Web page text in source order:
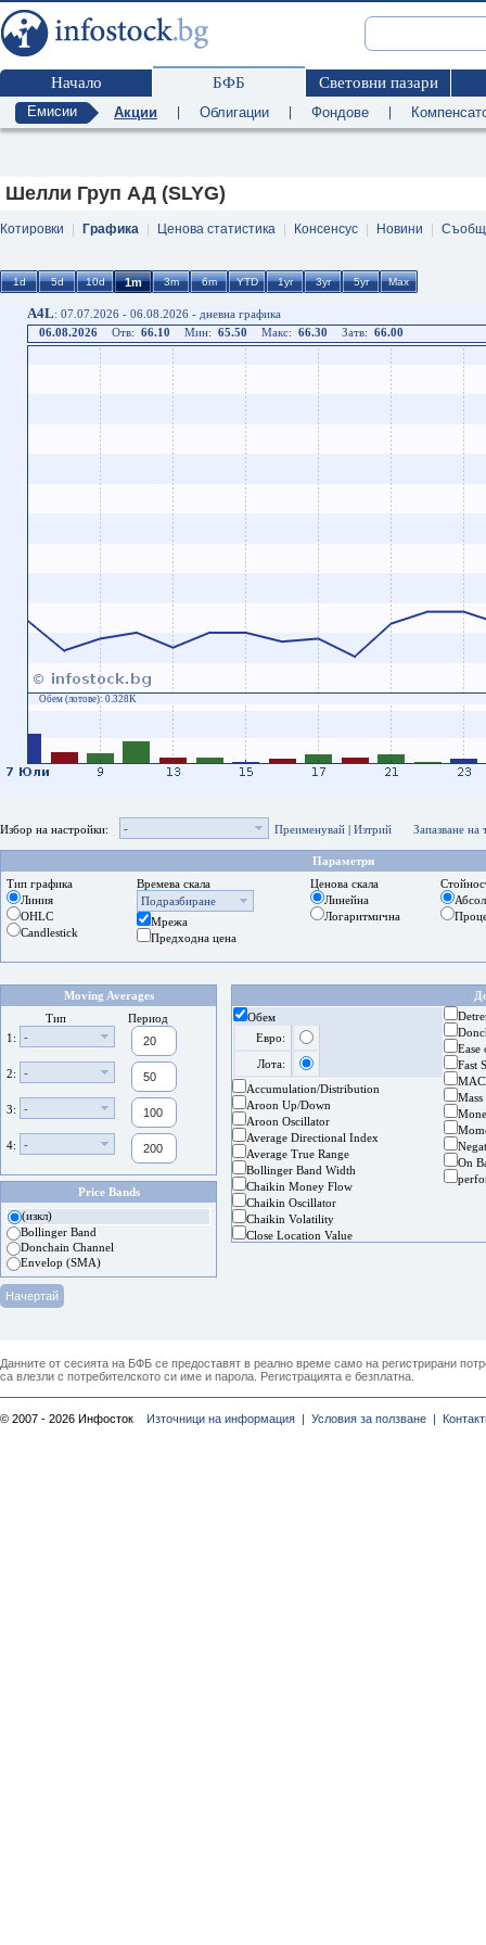
Начало БФБ Световни пазари
Емисии Акции Облигации Фондове
Шелли Груп АД (SLYG)
Котировки Графика Ценова статистика Консенсус Новини
A4L: 07.07.2026 - 06.08.2026 - дневна графика
06.08.2026
Отв: 66.10 Мин: 65.50 Макс: 66.30 Затв: 66.00
Обем (лотове): 0.328K
Избор на настройки: - Преименувай | Изтрий Запазване на
Параметри
Тип графика
Линия
OHLC
Candlestick
Времева скала
Подразбиране
Мрежа
Предходна цена
Ценова скала
Линейна
Логаритмична
Moving Averages
Тип
Период
1:
-
2: -
3: -
4: -
Price Bands
(изкл)
Bollinger Band
Donchain Channel
Envelop (SMA)
Обем
Евро:
Лота:
Accumulation/Distribution
Aroon Up/Down
Aroon Oscillator
Average Directional Index
Average True Range
Bollinger Band Width
Chaikin Money Flow
Chaikin Oscillator
Chaikin Volatility
Close Location Value
Ease
Fast
On
Данните от сесията на БФБ се предоставят в реално време само на регистрирани
са влезли с потребителското си име и парола. Регистрацията е безплатна.
© 2007 - 2026 Инфосток Източници на информация | Условия за ползване |